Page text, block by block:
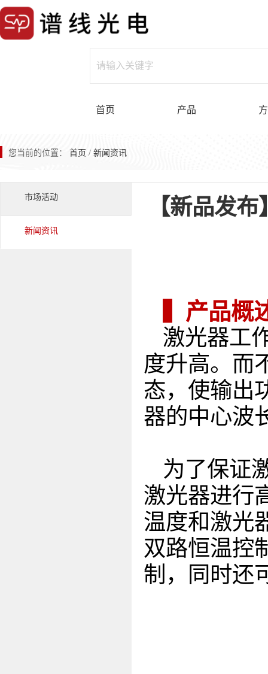
首页 产品
您当前的位置： 首页 / 新闻资讯
市场活动
新闻资讯
【新品发
▍产品概
激光器工
度升高。而
态，使输出
器的中心波
为了保证
激光器进行
温度和激光
双路恒温控
制，同时还